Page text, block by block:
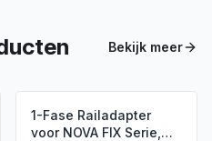
Bekijk meer
1-Fase Railadapter
voor NOVA FIX Serie,